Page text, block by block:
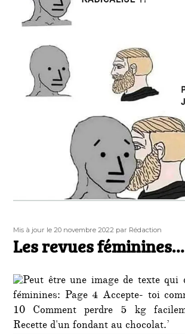
Publié
le
Mis à jour le 20 novembre 2022 Auteur
par Rédaction
Les revues féminines…